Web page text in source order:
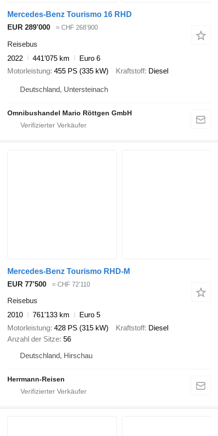
Mercedes-Benz Tourismo 16 RHD
EUR 289’000
≈ CHF 268’900
Reisebus
2022
441’075 km
Euro 6
Motorleistung 455 PS (335 kW) Kraftstoff Diesel
Deutschland, Untersteinach
Omnibushandel Mario Röttgen GmbH
Mercedes-Benz Tourismo RHD-M
EUR 77’500
≈ CHF 72’110
Reisebus
2010
761’133 km
Euro 5
Motorleistung 428 PS (315 kW) Kraftstoff Diesel
Anzahl der Sitze 56
Deutschland, Hirschau
Herrmann-Reisen